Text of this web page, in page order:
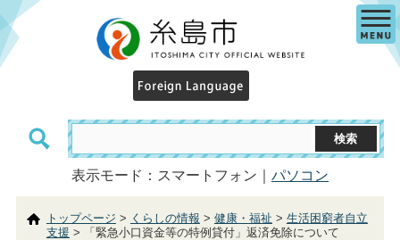
表示モード：スマートフォン｜ パソコン
トップページ > くらしの情報 > 健康・福祉 > 生活困窮者自立
支援 > 「緊急小口資金等の特例貸付」返済免除について